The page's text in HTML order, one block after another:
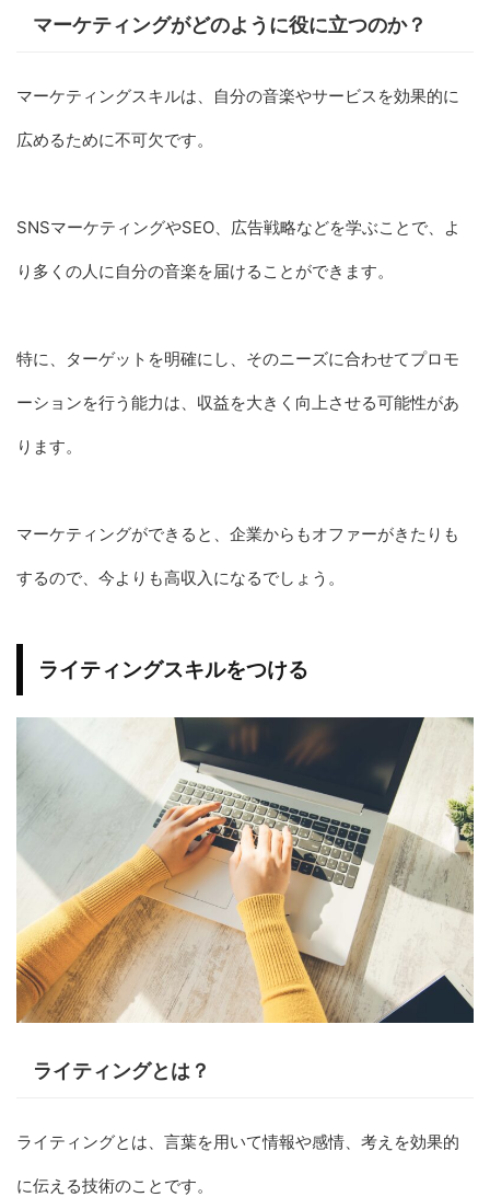
マーケティングがどのように役に立つのか？
マーケティングスキルは、自分の音楽やサービスを効果的に
広めるために不可欠です。
SNSマーケティングやSEO、広告戦略などを学ぶことで、よ
り多くの人に自分の音楽を届けることができます。
特に、ターゲットを明確にし、そのニーズに合わせてプロモ
ーションを行う能力は、収益を大きく向上させる可能性があ
ります。
マーケティングができると、企業からもオファーがきたりも
するので、今よりも高収入になるでしょう。
ライティングスキルをつける
ライティングとは？
ライティングとは、言葉を用いて情報や感情、考えを効果的
に伝える技術のことです。